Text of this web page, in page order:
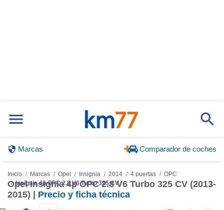
Marcas Comparador de coches
Inicio Marcas Opel Insignia 2014 4 puertas
OPC
Insignia 4p OPC 2.8 V6 Turbo 325 CV
Opel Insignia 4p OPC 2.8 V6 Turbo 325 CV (2013-
2015) | Precio y ficha técnica